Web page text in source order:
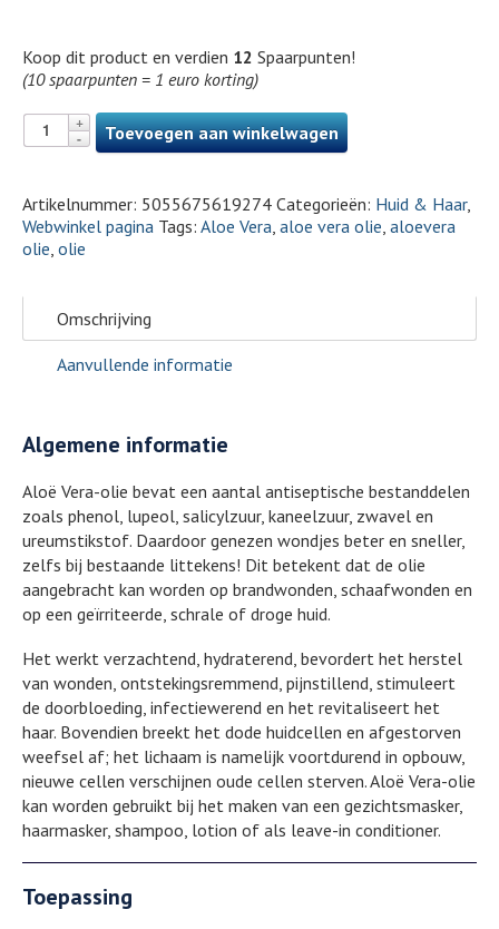
Koop dit product en verdien 12 Spaarpunten!
(10 spaarpunten = 1 euro korting)
Toevoegen aan winkelwagen
Artikelnummer: 5055675619274 Categorieën: Huid & Haar,
Webwinkel pagina Tags: Aloe Vera aloe vera olie aloevera
olie olie
Omschrijving
Aanvullende informatie
Algemene informatie
Aloë Vera-olie bevat een aantal antiseptische bestanddelen
zoals phenol, lupeol, salicylzuur, kaneelzuur, zwavel en
ureumstikstof. Daardoor genezen wondjes beter en sneller,
zelfs bij bestaande littekens! Dit betekent dat de olie
aangebracht kan worden op brandwonden, schaafwonden en
op een geïrriteerde, schrale of droge huid.
Het werkt verzachtend, hydraterend, bevordert het herstel
van wonden, ontstekingsremmend, pijnstillend, stimuleert
de doorbloeding, infectiewerend en het revitaliseert het
haar. Bovendien breekt het dode huidcellen en afgestorven
weefsel af; het lichaam is namelijk voortdurend in opbouw,
nieuwe cellen verschijnen oude cellen sterven. Aloë Vera-olie
kan worden gebruikt bij het maken van een gezichtsmasker,
haarmasker, shampoo, lotion of als leave-in conditioner.
Toepassing